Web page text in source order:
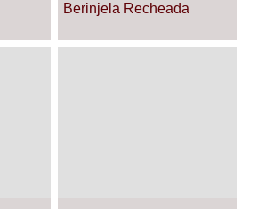
Berinjela Recheada